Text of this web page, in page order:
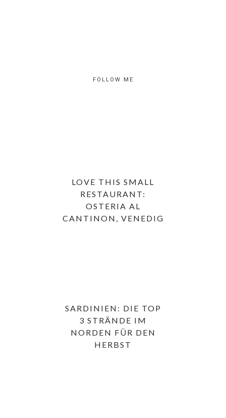
FOLLOW ME
LOVE THIS SMALL
RESTAURANT:
OSTERIA AL
CANTINON, VENEDIG
SARDINIEN: DIE TOP
3 STRÄNDE IM
NORDEN FÜR DEN
HERBST